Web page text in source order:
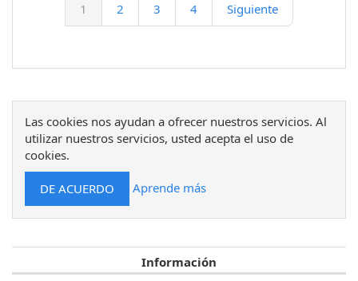
1 2 3 4 Siguiente
Las cookies nos ayudan a ofrecer nuestros servicios. Al
utilizar nuestros servicios, usted acepta el uso de
cookies.
Aprende más
Información